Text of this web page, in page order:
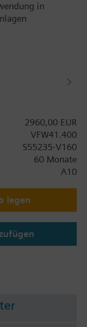
in
2960,00 EUR
VFW41.400
S55235-V160
60 Monate
A10
legen